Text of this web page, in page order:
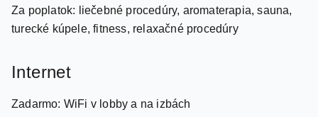
Za poplatok: liečebné procedúry, aromaterapia, sauna,
turecké kúpele, fitness, relaxačné procedúry
Internet
Zadarmo: WiFi v lobby a na izbách